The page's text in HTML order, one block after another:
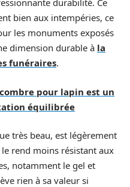
durabilité. Ce
bien aux intempéries, ce
les monuments exposés
dimension durable à la
funéraires.
pour lapin est un
équilibrée
très beau, est légèrement
rend moins résistant aux
notamment le gel et
rien à sa valeur si